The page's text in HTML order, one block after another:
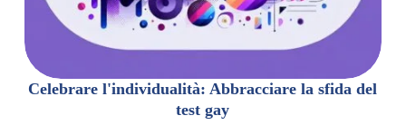
Celebrare l'individualità: Abbracciare la sfida del
test gay